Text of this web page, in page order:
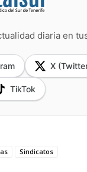
diaria en
X
TikTok
Sindicatos